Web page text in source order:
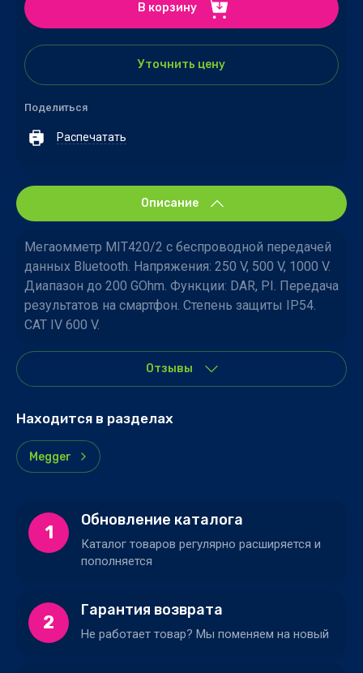
В корзину
Уточнить цену
Поделиться
Распечатать
Описание
Мегаомметр MIT420/2 с беспроводной передачей
данных Bluetooth. Напряжения: 250 V, 500 V, 1000 V.
Диапазон до 200 GOhm. Функции: DAR, PI. Передача
результатов на смартфон. Степень защиты IP54.
CAT IV 600 V.
Отзывы
Находится в разделах
Megger
1
Обновление каталога
Каталог товаров регулярно расширяется и
пополняется
2
Гарантия возврата
Не работает товар? Мы поменяем на новый